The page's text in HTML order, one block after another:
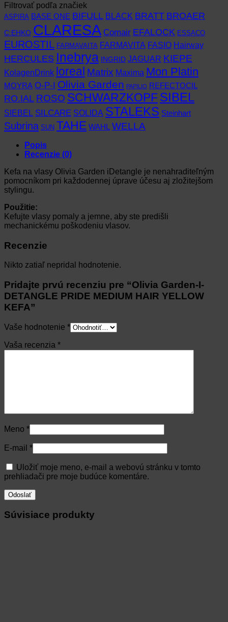
Filtrovať podľa značiek
ASPIRA BASE ONE BIFULL BLACK BRATT BROAER
C:EHKO CLARESA Comair EFALOCK ESSACO
EUROSTIL FARMAVAITA FARMAVITA FASIO Hairway
HERCULES Inebrya INGRID JAGUAR KIEPE
KolagenDrink loreal Matrix Maxima Mon Platin
MOYRA O-P-I Olivia Garden PAPILIO REFECTOCIL
RO.IAL ROSO SCHWARZKOPF SIBEL
SIEBEL SILCARE SOLIDA STALEKS Steinhart
Subrina SUN TAHE WAHL WELLA
Popis
Recenzie (0)
Kefa na vlasy Olivia Garden iDetangle je nenahraditeľným
pomocníkom pri každodennej úprave účesu aj zložitejšom
stylingu.
Použitie:
Kefujte vlasy pomaly a jemne, aby ste predišli
mechanickému poškodeniu vlasov.
Recenzie
Nikto zatiaľ nepridal hodnotenie.
Pridajte prvú recenziu pre “Olivia Garden-I-
DETANGLE PRIDE MEDIUM HAIR YELLOW
KEFA”
Vaše hodnotenie *
Vaša recenzia *
Meno *
E-mail *
Uložiť moje meno, e-mail a webovú stránku v tomto
prehliadači pre moje budúce komentáre.
Súvisiace produkty